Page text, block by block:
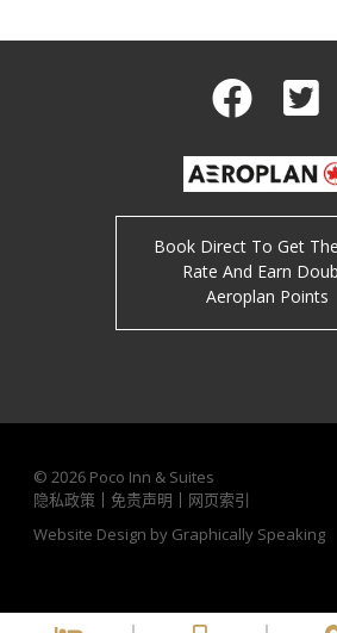
Book Direct To Get
Rate And Earn
Aeroplan Points
© 2026 Poco Inn & Suites
隐私政策
免责声明
网页索引
Website Design by Graphically Speaking